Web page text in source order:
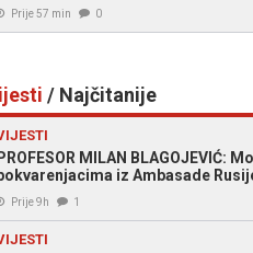
Prije 57 min 0
/ Najčitanije
MILAN BLAGOJEVIĆ:
iz Ambasade
Prije 9h 1